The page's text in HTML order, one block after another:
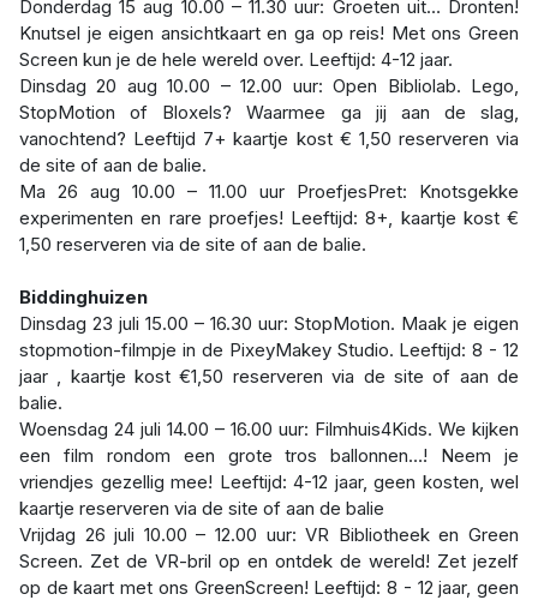
Donderdag 15 aug 10.00 – 11.30 uur: Groeten uit… Dronten!
Knutsel je eigen ansichtkaart en ga op reis! Met ons Green
Screen kun je de hele wereld over. Leeftijd: 4-12 jaar.
Dinsdag 20 aug 10.00 – 12.00 uur: Open Bibliolab. Lego,
StopMotion of Bloxels? Waarmee ga jij aan de slag,
vanochtend? Leeftijd 7+ kaartje kost € 1,50 reserveren via
de site of aan de balie.
Ma 26 aug 10.00 – 11.00 uur ProefjesPret: Knotsgekke
experimenten en rare proefjes! Leeftijd: 8+, kaartje kost €
1,50 reserveren via de site of aan de balie.
Biddinghuizen
Dinsdag 23 juli 15.00 – 16.30 uur: StopMotion. Maak je eigen
stopmotion-filmpje in de PixeyMakey Studio. Leeftijd: 8 - 12
jaar , kaartje kost €1,50 reserveren via de site of aan de
balie.
Woensdag 24 juli 14.00 – 16.00 uur: Filmhuis4Kids. We kijken
een film rondom een grote tros ballonnen…! Neem je
vriendjes gezellig mee! Leeftijd: 4-12 jaar, geen kosten, wel
kaartje reserveren via de site of aan de balie
Vrijdag 26 juli 10.00 – 12.00 uur: VR Bibliotheek en Green
Screen. Zet de VR-bril op en ontdek de wereld! Zet jezelf
op de kaart met ons GreenScreen! Leeftijd: 8 - 12 jaar, geen